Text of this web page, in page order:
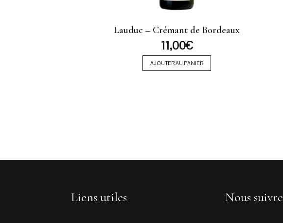
Lauduc – Crémant de Bordeaux
11,00€
AJOUTER AU PANIER
Liens utiles Nous suivre